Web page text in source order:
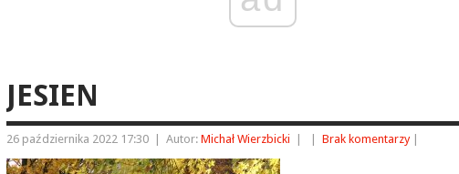
JESIEN
26 października 2022 17:30 Autor: Michał Wierzbicki Brak komentarzy